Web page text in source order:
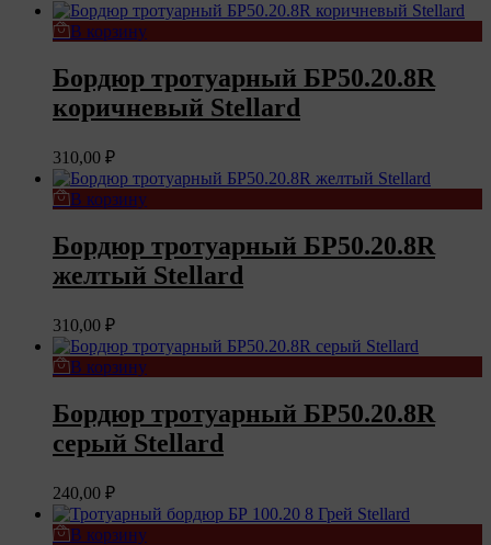
В корзину
Бордюр тротуарный БР50.20.8R
коричневый Stellard
310,00 ₽
В корзину
Бордюр тротуарный БР50.20.8R
желтый Stellard
310,00 ₽
В корзину
Бордюр тротуарный БР50.20.8R
серый Stellard
240,00 ₽
В корзину